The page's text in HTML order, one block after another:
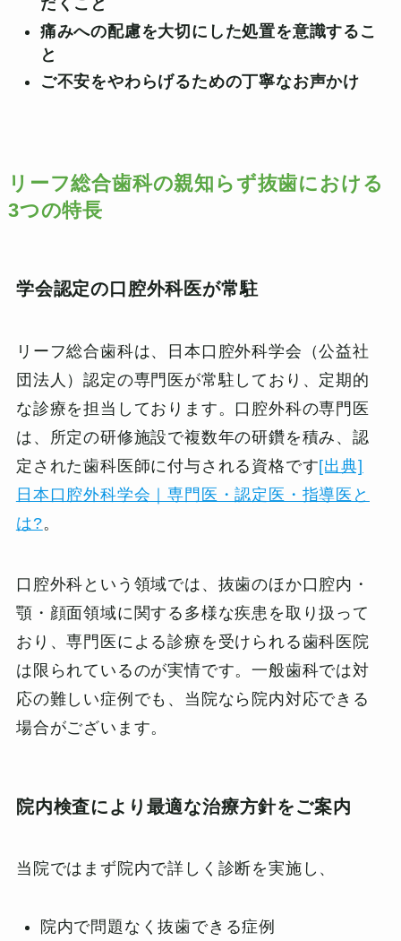
だくこと
痛みへの配慮を大切にした処置を意識するこ
と
ご不安をやわらげるための丁寧なお声かけ
リーフ総合歯科の親知らず抜歯における
3つの特長
学会認定の口腔外科医が常駐
リーフ総合歯科は、日本口腔外科学会（公益社
団法人）認定の専門医が常駐しており、定期的
な診療を担当しております。口腔外科の専門医
は、所定の研修施設で複数年の研鑽を積み、認
定された歯科医師に付与される資格です[出典]
日本口腔外科学会｜専門医・認定医・指導医と
は?。
口腔外科という領域では、抜歯のほか口腔内・
顎・顔面領域に関する多様な疾患を取り扱って
おり、専門医による診療を受けられる歯科医院
は限られているのが実情です。一般歯科では対
応の難しい症例でも、当院なら院内対応できる
場合がございます。
院内検査により最適な治療方針をご案内
当院ではまず院内で詳しく診断を実施し、
院内で問題なく抜歯できる症例